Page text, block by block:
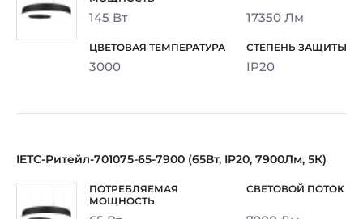
145 Вт 17350 Лм
3000 IP20
IETC-Ритейл-701075-65-7900 (65Вт, IP20, 7900Лм, 5К)